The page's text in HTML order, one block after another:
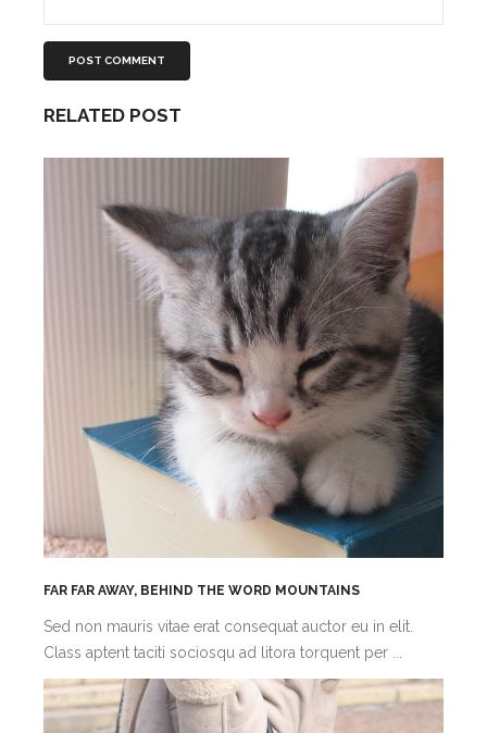
RELATED POST
FAR FAR AWAY, BEHIND THE WORD MOUNTAINS
Sed non mauris vitae erat consequat auctor eu in elit.
Class aptent taciti sociosqu ad litora torquent per ...